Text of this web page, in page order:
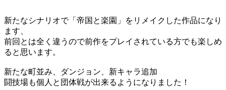
新たなシナリオで「帝国と楽園」をリメイクした作品になり
ます、
前回とは全く違うので前作をプレイされている方でも楽しめ
ると思います。
新たな町並み、ダンジョン、新キャラ追加
闘技場も個人と団体戦が出来るようになりました！